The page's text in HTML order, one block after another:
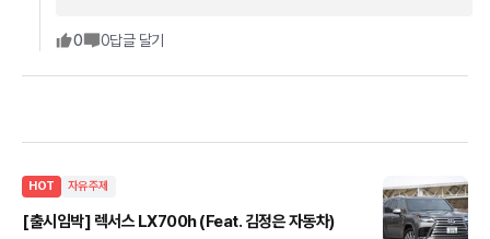
0 0답글 달기
HOT 자유주제
[출시임박] 렉서스 LX700h (Feat. 김정은 자동차)